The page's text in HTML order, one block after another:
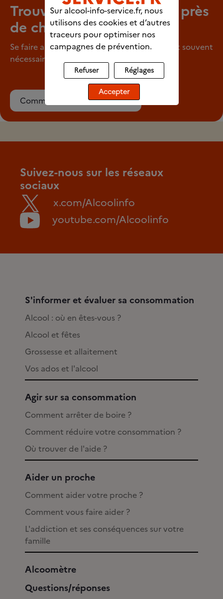
Trouver un professionnel près
de chez vous
Se faire aider pour arrêter de consommer est souvent
nécessaire.
Commencer ma recherche
Suivez-nous sur les réseaux
sociaux
x.com/Alcoolinfo
youtube.com/Alcoolinfo
S'informer et évaluer sa consommation
Alcool : où en êtes-vous ?
Alcool et fêtes
Grossesse et allaitement
Vos ados et l'alcool
Agir sur sa consommation
Comment arrêter de boire ?
Comment réduire votre consommation ?
Où trouver de l'aide ?
Aider un proche
Comment aider votre proche ?
Comment vous faire aider ?
L'addiction et ses conséquences sur votre
famille
Alcoomètre
Questions/réponses
Sur alcool-info-service.fr, nous
utilisons des cookies et d’autres
traceurs pour optimiser nos
campagnes de prévention.
Refuser Réglages
Accepter